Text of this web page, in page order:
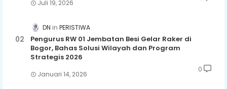
Juli 19, 2026
DN PERISTIWA
Pengurus RW 01 Jembatan Besi Gelar Raker di
Bogor, Bahas Solusi Wilayah dan Program
Strategis 2026
Januari 14, 2026
0